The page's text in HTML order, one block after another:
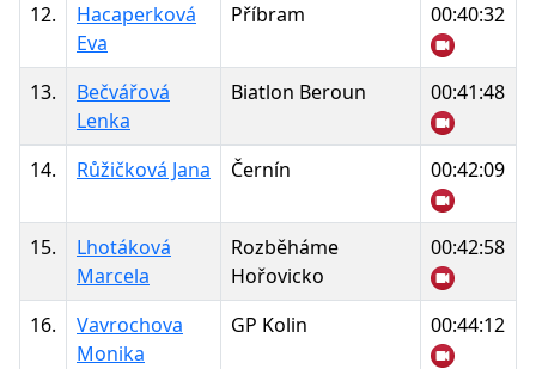
12.
Hacaperková
Eva
Příbram 00:40:32
13.
Bečvářová
Lenka
Biatlon Beroun 00:41:48
14. Růžičková Jana Černín 00:42:09
15.
Lhotáková
Marcela
Rozběháme
Hořovicko
00:42:58
16.
Vavrochova
Monika
GP Kolin 00:44:12